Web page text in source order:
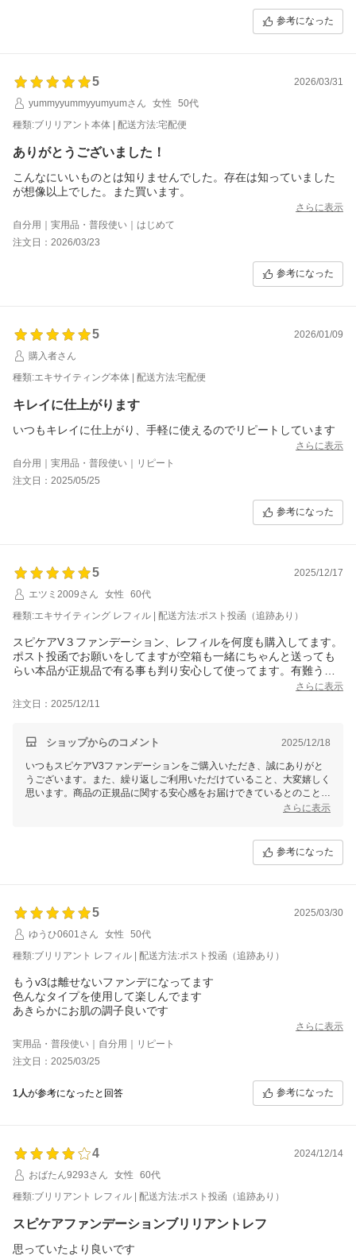
参考になった
5
2026/03/31
yummyyummyyumyumさん
女性
50代
種類:ブリリアント本体 | 配送方法:宅配便
ありがとうございました！
こんなにいいものとは知りませんでした。存在は知っていました
が想像以上でした。また買います。
さらに表示
自分用｜実用品・普段使い｜はじめて
注文日：2026/03/23
参考になった
5
2026/01/09
購入者さん
種類:エキサイティング本体 | 配送方法:宅配便
キレイに仕上がります
いつもキレイに仕上がり、手軽に使えるのでリピートしています
さらに表示
自分用｜実用品・普段使い｜リピート
注文日：2025/05/25
参考になった
5
2025/12/17
エツミ2009さん
女性
60代
種類:エキサイティング レフィル | 配送方法:ポスト投函（追跡あり）
スピケアV３ファンデーション、レフィルを何度も購入してます。
ポスト投函でお願いをしてますが空箱も一緒にちゃんと送っても
らい本品が正規品で有る事も判り安心して使ってます。有難うご
さらに表示
注文日：2025/12/11
ショップからのコメント 2025/12/18
いつもスピケアV3ファンデーションをご購入いただき、誠にありがと
うございます。また、繰り返しご利用いただけていること、大変嬉しく
思います。商品の正規品に関する安心感をお届けできているとのこと、
何よりです。これからも安心してお使い頂けるよう、丁寧な対応を心が
さらに表示
参考になった
5
2025/03/30
ゆうひ0601さん
女性
50代
種類:ブリリアント レフィル | 配送方法:ポスト投函（追跡あり）
もうv3は離せないファンデになってます
色んなタイプを使用して楽しんでます
あきらかにお肌の調子良いです
さらに表示
実用品・普段使い｜自分用｜リピート
注文日：2025/03/25
1人が参考になったと回答 参考になった
4
2024/12/14
おばたん9293さん
女性
60代
種類:ブリリアント レフィル | 配送方法:ポスト投函（追跡あり）
スピケアファンデーションブリリアントレフ
思っていたより良いです